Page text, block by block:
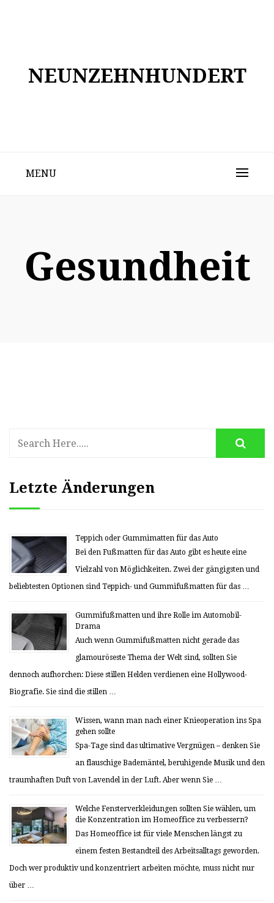
NEUNZEHNHUNDERT
MENU
Gesundheit
Letzte Änderungen
Teppich oder Gummimatten für das Auto
Bei den Fußmatten für das Auto gibt es heute eine
Vielzahl von Möglichkeiten. Zwei der gängigsten und
beliebtesten Optionen sind Teppich- und Gummifußmatten für das …
Gummifußmatten und ihre Rolle im Automobil-
Drama
Auch wenn Gummifußmatten nicht gerade das
glamouröseste Thema der Welt sind, sollten Sie
dennoch aufhorchen: Diese stillen Helden verdienen eine Hollywood-
Biografie. Sie sind die stillen …
Wissen, wann man nach einer Knieoperation ins Spa
gehen sollte
Spa-Tage sind das ultimative Vergnügen – denken Sie
an flauschige Bademäntel, beruhigende Musik und den
traumhaften Duft von Lavendel in der Luft. Aber wenn Sie …
Welche Fensterverkleidungen sollten Sie wählen, um
die Konzentration im Homeoffice zu verbessern?
Das Homeoffice ist für viele Menschen längst zu
einem festen Bestandteil des Arbeitsalltags geworden.
Doch wer produktiv und konzentriert arbeiten möchte, muss nicht nur
über …